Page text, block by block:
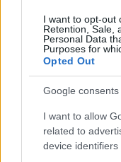
I want to opt-out
Retention, Sale,
Personal Data
Purposes for
Opted Out
Google consents
I want to allow
related to
device identifiers
Continua a
LIFESTYLE